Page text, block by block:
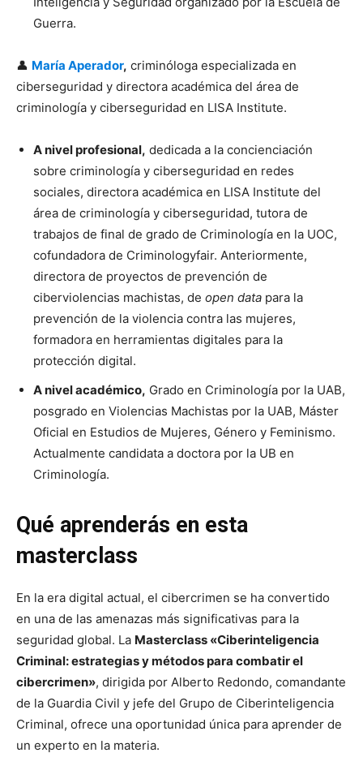
Guerra.
👤 María Aperador, criminóloga especializada en
ciberseguridad y directora académica del área de
criminología y ciberseguridad en LISA Institute.
A nivel profesional, dedicada a la concienciación
sobre criminología y ciberseguridad en redes
sociales, directora académica en LISA Institute del
área de criminología y ciberseguridad, tutora de
trabajos de final de grado de Criminología en la UOC,
cofundadora de Criminologyfair. Anteriormente,
directora de proyectos de prevención de
ciberviolencias machistas, de open data para la
prevención de la violencia contra las mujeres,
formadora en herramientas digitales para la
protección digital.
A nivel académico, Grado en Criminología por la UAB,
posgrado en Violencias Machistas por la UAB, Máster
Oficial en Estudios de Mujeres, Género y Feminismo.
Actualmente candidata a doctora por la UB en
Criminología.
Qué aprenderás en esta
masterclass
En la era digital actual, el cibercrimen se ha convertido
en una de las amenazas más significativas para la
seguridad global. La Masterclass «Ciberinteligencia
Criminal: estrategias y métodos para combatir el
cibercrimen», dirigida por Alberto Redondo, comandante
de la Guardia Civil y jefe del Grupo de Ciberinteligencia
Criminal, ofrece una oportunidad única para aprender de
un experto en la materia.